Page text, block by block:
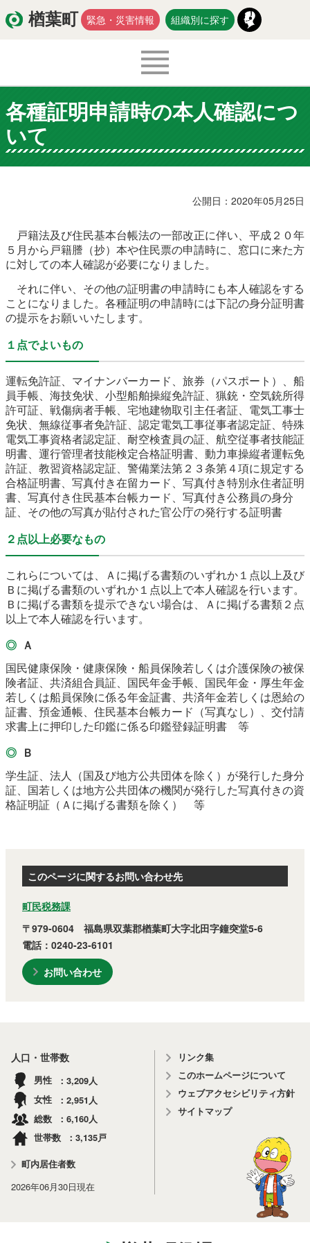
楢葉町 緊急・災害情報 組織別に探す
くらし・環境 出産・子育て
医療・健康・福祉 教育・文化・スポーツ
入札・契約 商工・労働 新産業
農林水産業
楢葉町について 町長室
町役場・施設 広報・広聴
復興・計画 ふるさと納税
予算・決算 人事・採用 楢葉町議会
教育委員会 農業委員会 選挙
イベント 観光ならは
各種証明申請時の本人確認につ
いて
公開日：2020年05月25日
戸籍法及び住民基本台帳法の一部改正に伴い、平成２０年
５月から戸籍謄（抄）本や住民票の申請時に、窓口に来た方
に対しての本人確認が必要になりました。
それに伴い、その他の証明書の申請時にも本人確認をする
ことになりました。各種証明の申請時には下記の身分証明書
の提示をお願いいたします。
１点でよいもの
運転免許証、マイナンバーカード、旅券（パスポート）、船
員手帳、海技免状、小型船舶操縦免許証、猟銃・空気銃所得
許可証、戦傷病者手帳、宅地建物取引主任者証、電気工事士
免状、無線従事者免許証、認定電気工事従事者認定証、特殊
電気工事資格者認定証、耐空検査員の証、航空従事者技能証
明書、運行管理者技能検定合格証明書、動力車操縦者運転免
許証、教習資格認定証、警備業法第２３条第４項に規定する
合格証明書、写真付き在留カード、写真付き特別永住者証明
書、写真付き住民基本台帳カード、写真付き公務員の身分
証、その他の写真が貼付された官公庁の発行する証明書
２点以上必要なもの
これらについては、Ａに掲げる書類のいずれか１点以上及び
Ｂに掲げる書類のいずれか１点以上で本人確認を行います。
Ｂに掲げる書類を提示できない場合は、Ａに掲げる書類２点
以上で本人確認を行います。
Ａ
国民健康保険・健康保険・船員保険若しくは介護保険の被保
険者証、共済組合員証、国民年金手帳、国民年金・厚生年金
若しくは船員保険に係る年金証書、共済年金若しくは恩給の
証書、預金通帳、住民基本台帳カード（写真なし）、交付請
求書上に押印した印鑑に係る印鑑登録証明書 等
Ｂ
学生証、法人（国及び地方公共団体を除く）が発行した身分
証、国若しくは地方公共団体の機関が発行した写真付きの資
格証明証（Ａに掲げる書類を除く） 等
このページに関するお問い合わせ先
町民税務課
〒979-0604 福島県双葉郡楢葉町大字北田字鐘突堂5-6
電話：0240-23-6101
お問い合わせ
人口・世帯数
男性 3,209 人
女性
2,951 人
総数
6,160人
世帯数
3,135戸
町内居住者数
2026年06月30日現在
リンク集
このホームページについて
ウェブアクセシビリティ方針
サイトマップ